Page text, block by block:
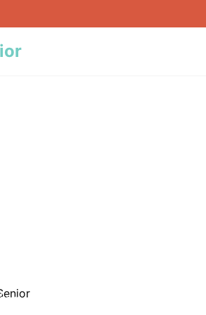
à domicile personnalisé